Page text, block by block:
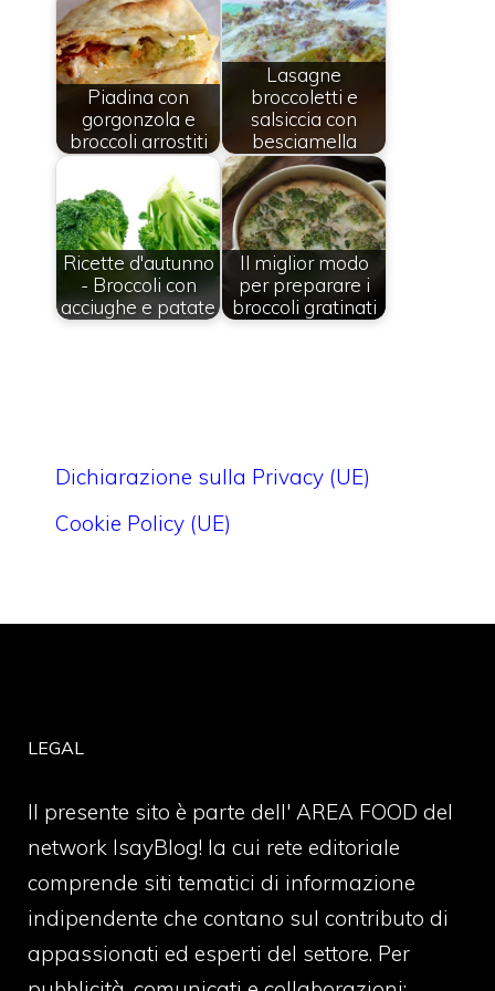
Piadina con
gorgonzola e
broccoli arrostiti
Lasagne
broccoletti e
salsiccia con
besciamella
Ricette d'autunno
- Broccoli con
acciughe e patate
Il miglior modo
per preparare i
broccoli gratinati
Dichiarazione sulla Privacy (UE)
Cookie Policy (UE)
LEGAL
Il presente sito è parte dell' AREA FOOD del
network IsayBlog! la cui rete editoriale
comprende siti tematici di informazione
indipendente che contano sul contributo di
appassionati ed esperti del settore. Per